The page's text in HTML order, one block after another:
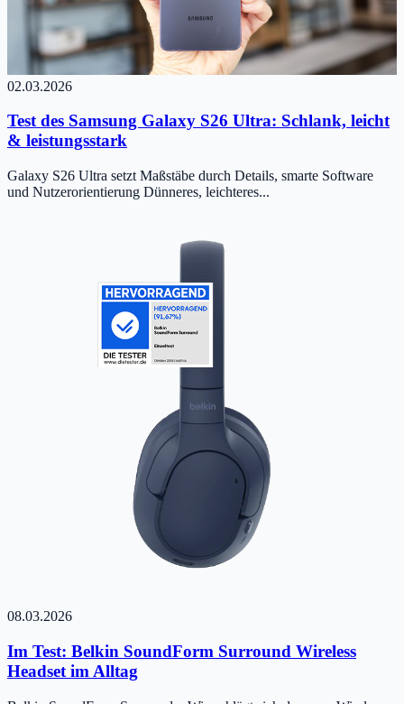
02.03.2026
Test des Samsung Galaxy S26 Ultra: Schlank, leicht
& leistungsstark
Galaxy S26 Ultra setzt Maßstäbe durch Details, smarte Software
und Nutzerorientierung Dünneres, leichteres...
08.03.2026
Im Test: Belkin SoundForm Surround Wireless
Headset im Alltag